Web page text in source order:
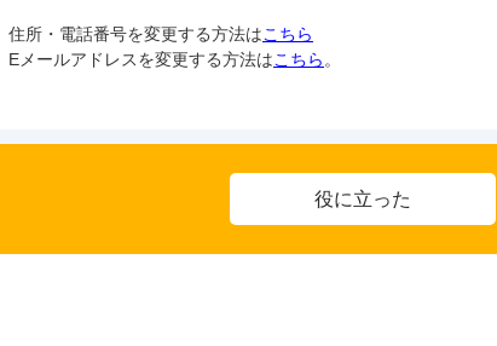
住所・電話番号を変更する方法はこちら
Eメールアドレスを変更する方法はこちら。
役に立った